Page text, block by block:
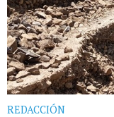
REDACCIÓN